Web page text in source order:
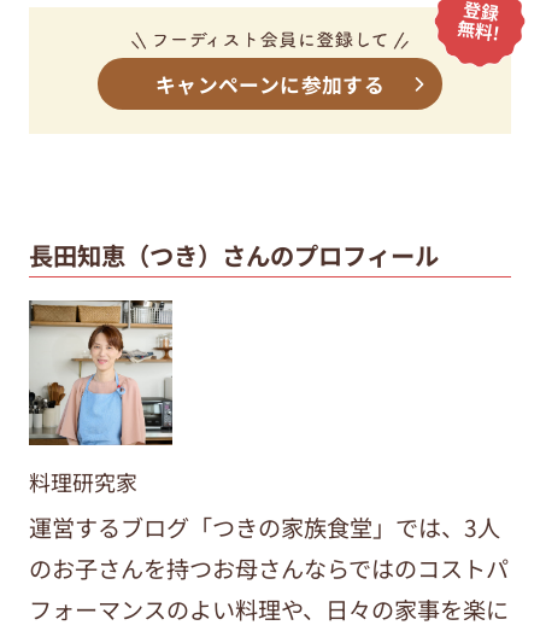
キャンペーンに参加する
長田知恵（つき）さんのプロフィール
料理研究家
運営するブログ「つきの家族食堂」では、3人
のお子さんを持つお母さんならではのコストパ
フォーマンスのよい料理や、日々の家事を楽に